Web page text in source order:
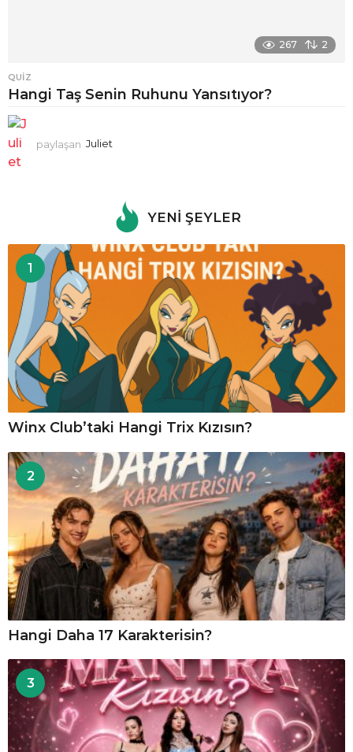
267 2
QUIZ
Hangi Taş Senin Ruhunu Yansıtıyor?
paylaşan Juliet
YENI ŞEYLER
1
Winx Club’taki Hangi Trix Kızısın?
2
Hangi Daha 17 Karakterisin?
3